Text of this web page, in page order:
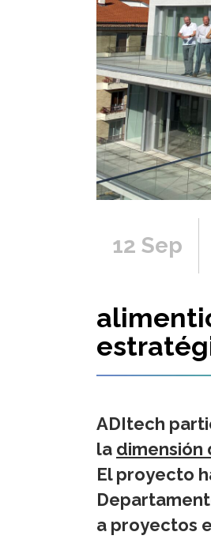
12 Sep
ADItech
la dimensión
El proyecto
a proyectos